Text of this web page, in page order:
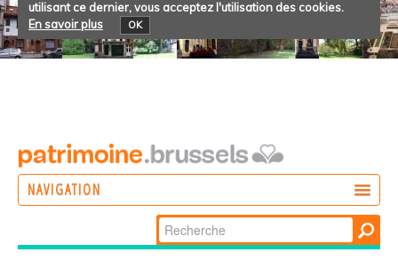
utilisant ce dernier, vous acceptez l'utilisation des cookies.
En savoir plus
OK
NAVIGATION
Chercher par
Recherche